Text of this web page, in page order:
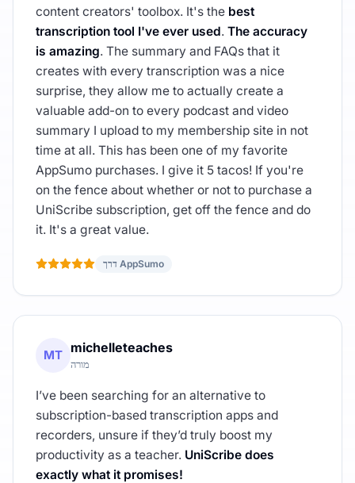
content creators' toolbox. It's the best
transcription tool I've ever used. The accuracy
is amazing. The summary and FAQs that it
creates with every transcription was a nice
surprise, they allow me to actually create a
valuable add-on to every podcast and video
summary I upload to my membership site in not
time at all. This has been one of my favorite
AppSumo purchases. I give it 5 tacos! If you're
on the fence about whether or not to purchase a
UniScribe subscription, get off the fence and do
it. It's a great value.
דרך AppSumo
MT michelleteaches
מורה
I’ve been searching for an alternative to
subscription-based transcription apps and
recorders, unsure if they’d truly boost my
productivity as a teacher. UniScribe does
exactly what it promises!